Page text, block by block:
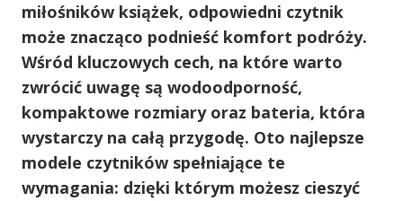
miłośników książek, odpowiedni czytnik
może znacząco podnieść komfort podróży.
Wśród kluczowych cech, na które warto
zwrócić uwagę są wodoodporność,
kompaktowe rozmiary oraz bateria, która
wystarczy na całą przygodę. Oto najlepsze
modele czytników spełniające te
wymagania: dzięki którym możesz cieszyć